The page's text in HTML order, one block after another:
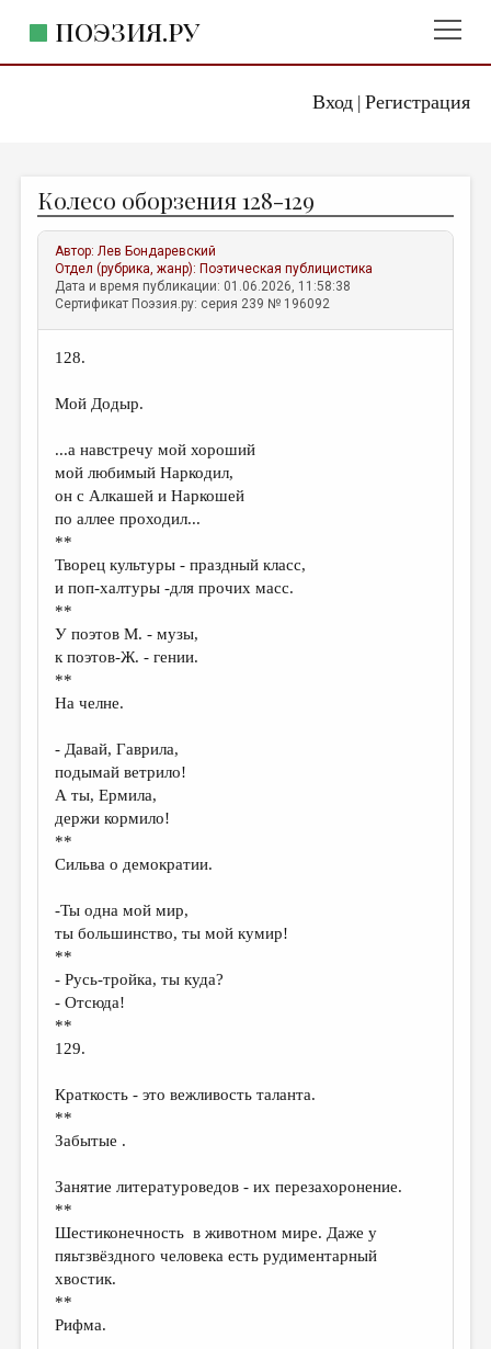
Вход| Регистрация
ПОЭЗИЯ.РУ
ЖАНРЫ
АВТОРЫ
КОММЕНТАРИИ
ЛИТСАЛОН
НОВОСТИ
ПРАВИЛА САЙТА
ОТДЕЛЫ И РУБРИКИ
ИЗБРАННОЕ
ДАЙДЖЕСТ
ПРОИЗВЕДЕНИЯ
ПЕРЕВОДЫ
КОНКУРСЫ
ДЕТСКАЯ КОМНАТА
КНИЖНАЯ ПОЛКА
ОБЗОР ЛИТЕРАТУРЫ
СТРАНИЦЫ ПАМЯТИ
ОБЪЯВЛЕНИЯ
РЕДКОЛЛЕГИЯ
ОТ РЕДАКЦИИ
МАЛАЯ ПРОЗА
ЭССЕИСТИКА
КУЛЬТУРОВЕДЕНИЕ
ПУБЛИЦИСТИКА
РЕЦЕНЗИРОВАНИЕ
ТРЕДИАКОВСКИЙ
МЕДИА
ВКОНТАКТЕ
Колесо оборзения 128-129
Автор:Лев Бондаревский
Отдел (рубрика, жанр): Поэтическая публицистика
Дата и время публикации: 01.06.2026, 11:58:38
Сертификат Поэзия.ру: серия 239 № 196092
128.
Мой Додыр.
...а навстречу мой хороший
мой любимый Наркодил,
он с Алкашей и Наркошей
по аллее проходил...
**
Творец культуры - праздный класс,
и поп-халтуры -для прочих масс.
**
У поэтов М. - музы,
к поэтов-Ж. - гении.
**
На челне.
- Давай, Гаврила,
подымай ветрило!
А ты, Ермила,
держи кормило!
**
Сильва о демократии.
-Ты одна мой мир,
ты большинство, ты мой кумир!
**
- Русь-тройка, ты куда?
- Отсюда!
**
129.
Краткость - это вежливость таланта.
**
Забытые .
Занятие литературоведов - их перезахоронение.
**
Шестиконечность в животном мире. Даже у
пяьтзвёздного человека есть рудиментарный
хвостик.
**
Рифма.